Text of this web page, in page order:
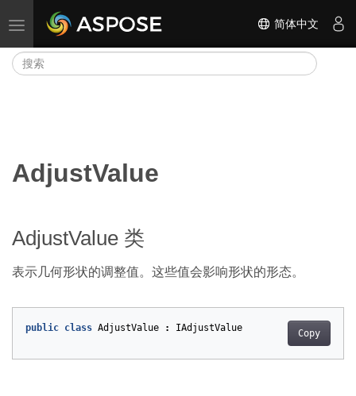
切换导航 简体中文
AdjustValue
AdjustValue 类
表示几何形状的调整值。这些值会影响形状的形态。
Copy
public class AdjustValue : IAdjustValue